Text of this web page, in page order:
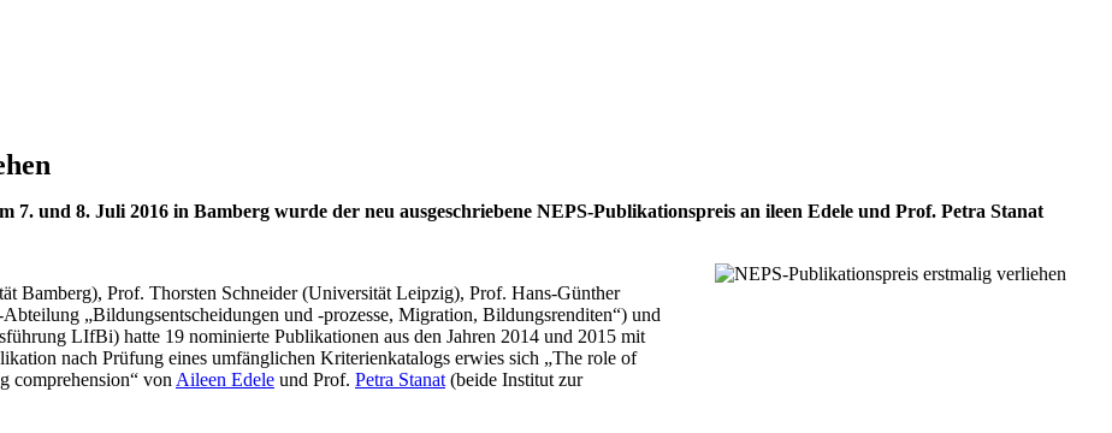
und 8. Juli 2016 in Bamberg wurde der neu ausgeschriebene NEPS-Publikationspreis an ileen Edele und Prof. Petra Stanat
Bamberg), Prof. Thorsten Schneider (Universität Leipzig), Prof. Hans-Günther
„Bildungsentscheidungen und -prozesse, Migration, Bildungsrenditen“) und
LIfBi) hatte 19 nominierte Publikationen aus den Jahren 2014 und 2015 mit
nach Prüfung eines umfänglichen Kriterienkatalogs erwies sich „The role of
comprehension“ von Aileen Edele und Prof. Petra Stanat (beide Institut zur